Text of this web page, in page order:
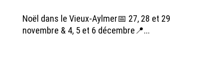
Noël dans le Vieux-Aylmer📅 27, 28 et 29
novembre & 4, 5 et 6 décembre📍...